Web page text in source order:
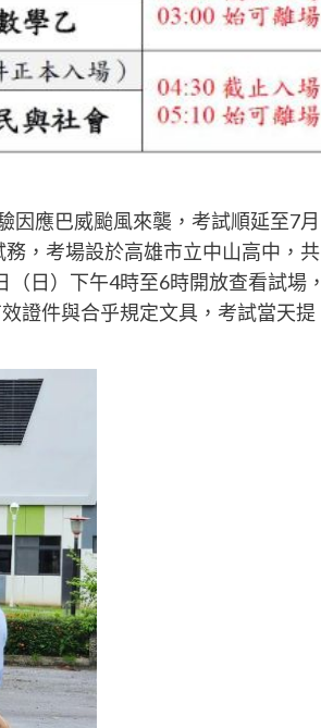
因應巴威颱風來襲，考試順延至7月
，考場設於高雄市立中山高中，共
日）下午4時至6時開放查看試場，
證件與合乎規定文具，考試當天提